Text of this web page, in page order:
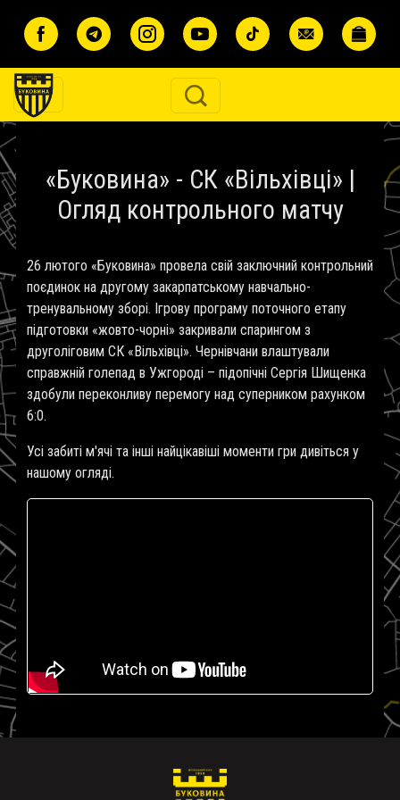
«Буковина» - СК «Вільхівці» |
Огляд контрольного матчу
26 лютого «Буковина» провела свій заключний контрольний
поєдинок на другому закарпатському навчально-
тренувальному зборі. Ігрову програму поточного етапу
підготовки «жовто-чорні» закривали спарингом з
друголіговим СК «Вільхівці». Чернівчани влаштували
справжній голепад в Ужгороді – підопічні Сергія Шищенка
здобули переконливу перемогу над суперником рахунком
6:0.
Усі забиті м'ячі та інші найцікавіші моменти гри дивіться у
нашому огляді.